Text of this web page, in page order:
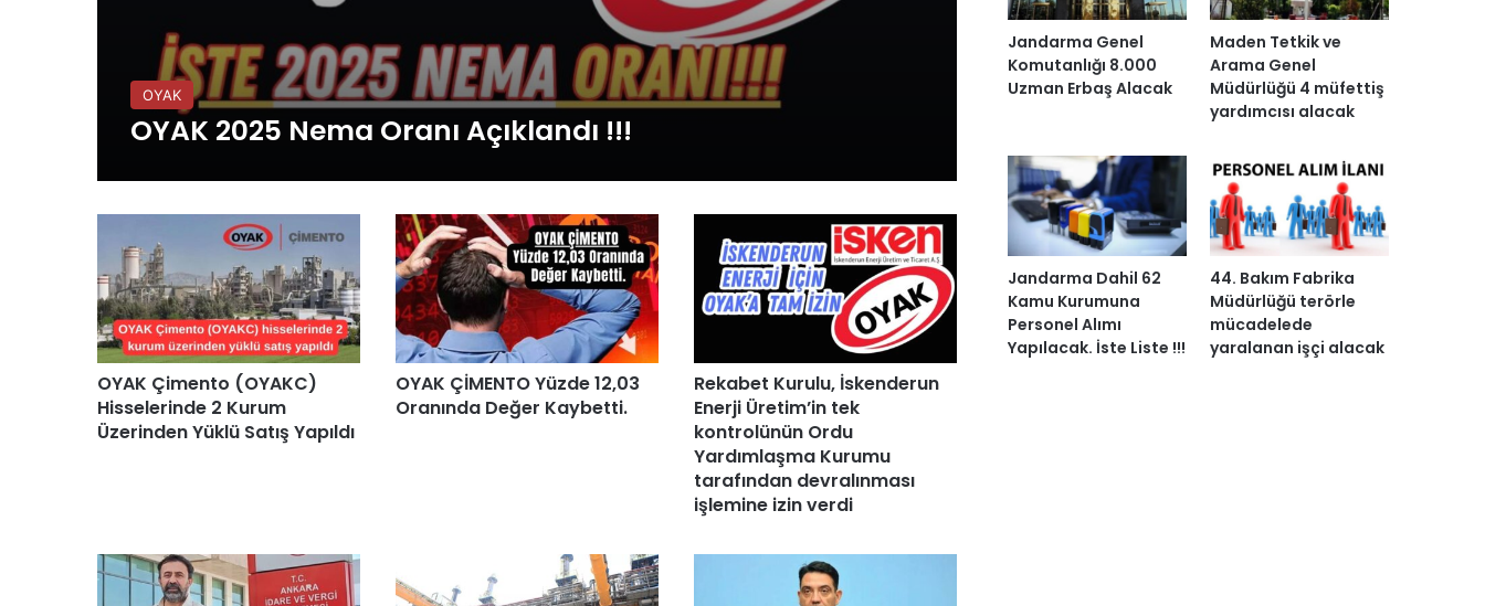
OYAK
OYAK 2025 Nema Oranı Açıklandı !!!
OYAK Çimento (OYAKC)
Hisselerinde 2 Kurum
Üzerinden Yüklü Satış Yapıldı
OYAK ÇİMENTO Yüzde 12,03
Oranında Değer Kaybetti.
Rekabet Kurulu, İskenderun
Enerji Üretim’in tek
kontrolünün Ordu
Yardımlaşma Kurumu
tarafından devralınması
işlemine izin verdi
Jandarma Genel
Komutanlığı 8.000
Uzman Erbaş Alacak
Maden Tetkik ve
Arama Genel
Müdürlüğü 4 müfettiş
yardımcısı alacak
Jandarma Dahil 62
Kamu Kurumuna
Personel Alımı
Yapılacak. İste Liste !!!
44. Bakım Fabrika
Müdürlüğü terörle
mücadelede
yaralanan işçi alacak